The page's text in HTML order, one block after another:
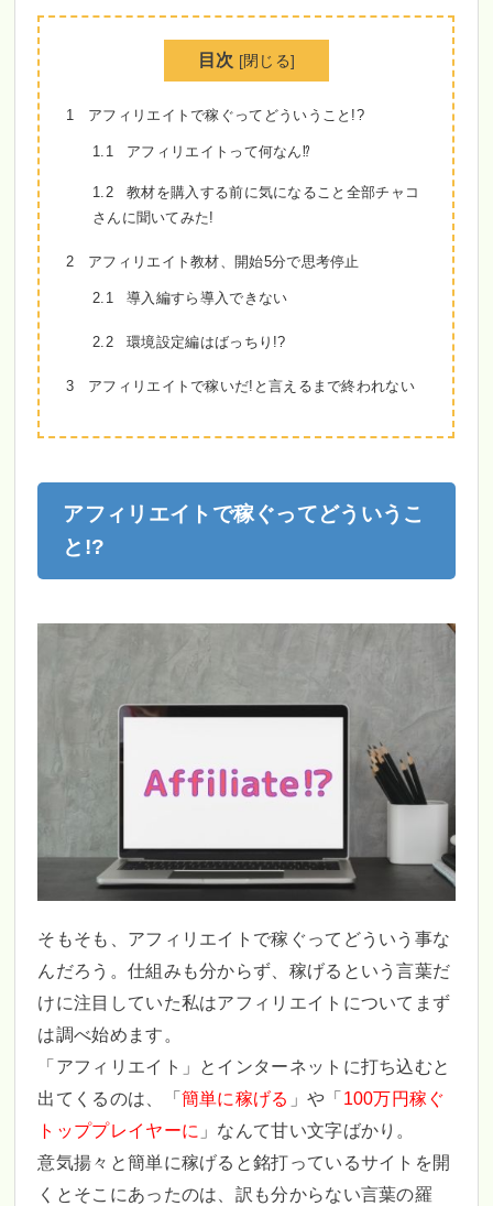
目次 [閉じる]
1 アフィリエイトで稼ぐってどういうこと!?
1.1 アフィリエイトって何なん⁉
1.2
教材を購入する前に気になること全部チャコ
さんに聞いてみた!
2 アフィリエイト教材、開始5分で思考停止
2.1 導入編すら導入できない
2.2 環境設定編はばっちり!?
3 アフィリエイトで稼いだ!と言えるまで終われない
アフィリエイトで稼ぐってどういうこ
と!?
そもそも、アフィリエイトで稼ぐってどういう事な
んだろう。仕組みも分からず、稼げるという言葉だ
けに注目していた私はアフィリエイトについてまず
は調べ始めます。
「アフィリエイト」とインターネットに打ち込むと
出てくるのは、「 簡単に稼げる 」や「 100万円稼ぐ
トッププレイヤーに 」なんて甘い文字ばかり。
意気揚々と簡単に稼げると銘打っているサイトを開
くとそこにあったのは、訳も分からない言葉の羅